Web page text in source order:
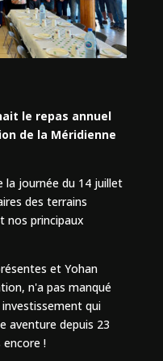
le repas annuel
de la Méridienne
la journée du 14 juillet
des terrains
nos principaux
et Yohan
n'a pas manqué
qui
aventure depuis 23
!